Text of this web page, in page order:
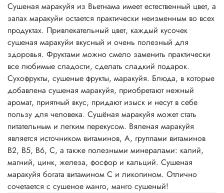
Сушеная маракуйя из Вьетнама имеет естественный цвет, а
запах маракуйи остается практически неизменным во всех
продуктах. Привлекательный цвет, каждый кусочек
сушеная маракуйи вкусный и очень полезный для
здоровья. Фруктами можно смело заменить практически
все любимые сладости, сделать сладкий подарок.
Сухофрукты, сушеные фрукты, маракуйя. Блюда, в которые
добавлена сушеная маракуйя, приобретают нежный
аромат, приятный вкус, придают изыск и несут в себе
пользу для человека. Сушёная маракуйя может стать
питательным и легким перекусом. Вяленая маракуйя
является источником витаминов, А, группами витаминов
В2, В5, В6, С, а также полезными минералами: калий,
магний, цинк, железа, фосфор и кальций. Сушеная
маракуйя богата витамином С и ликопином. Отлично
сочетается с сушеное манго, манго сушеный!